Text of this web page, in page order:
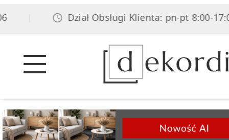
Dział Obsługi Klienta: pn-pt 8:00-17:00,